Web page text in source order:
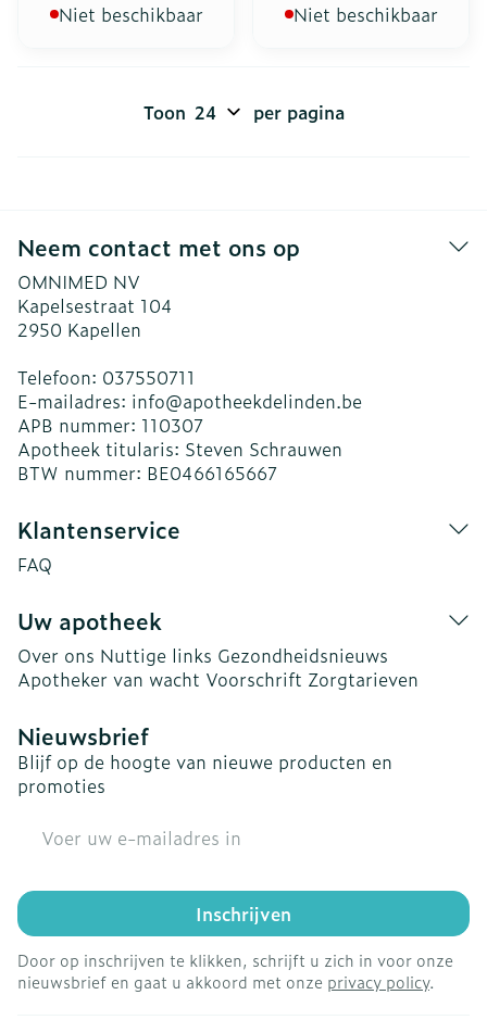
Niet beschikbaar Niet beschikbaar
Toon per pagina
Neem contact met ons op
OMNIMED NV
Kapelsestraat 104
2950 Kapellen
Telefoon: 037550711
E-mailadres: info@apotheekdelinden.be
APB nummer: 110307
Apotheek titularis: Steven Schrauwen
BTW nummer: BE0466165667
Klantenservice
FAQ
Uw apotheek
Over ons Nuttige links Gezondheidsnieuws
Apotheker van wacht Voorschrift Zorgtarieven
Nieuwsbrief
Blijf op de hoogte van nieuwe producten en
promoties
Inschrijven
Door op inschrijven te klikken, schrijft u zich in voor onze
nieuwsbrief en gaat u akkoord met onze privacy policy.